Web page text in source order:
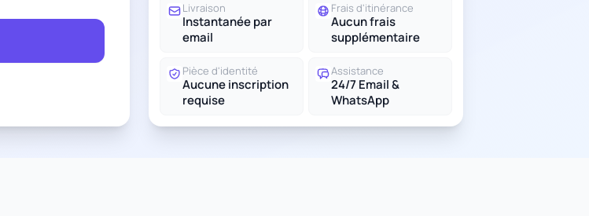
Livraison
Instantanée par
email
Frais d'itinérance
Aucun frais
supplémentaire
Pièce d'identité
Aucune inscription
requise
Assistance
24/7 Email &
WhatsApp